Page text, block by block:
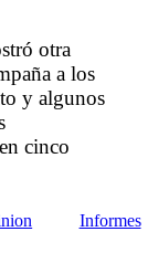
otra
a los
y algunos
cinco
Informes